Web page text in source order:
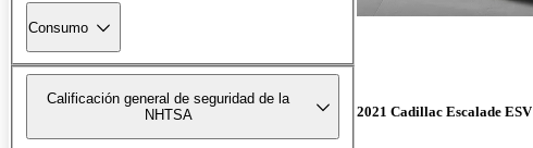
Consumo
Calificación general de seguridad de la
NHTSA
2021 Cadillac Escalade ESV